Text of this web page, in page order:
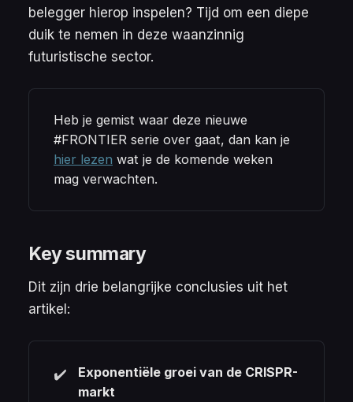
belegger hierop inspelen? Tijd om een diepe
duik te nemen in deze waanzinnig
futuristische sector.
Heb je gemist waar deze nieuwe
hier lezen wat je de komende weken
mag verwachten.
Key summary
Dit zijn drie belangrijke conclusies uit het
artikel:
✔️
Exponentiële groei van de CRISPR-
markt